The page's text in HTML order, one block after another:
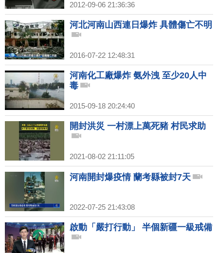
2012-09-06 21:36:36
河北河南山西連日爆炸 具體傷亡不明
2016-07-22 12:48:31
河南化工廠爆炸 氨外洩 至少20人中
毒
2015-09-18 20:24:40
開封洪災 一村漂上萬死豬 村民求助
2021-08-02 21:11:05
河南開封爆疫情 蘭考縣被封7天
2022-07-25 21:43:08
啟動「嚴打行動」 半個新疆一級戒備